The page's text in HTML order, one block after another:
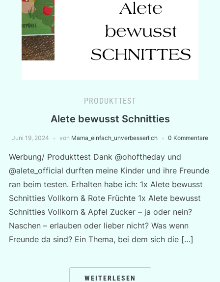
PRODUKTTEST
Alete bewusst Schnitties
Juni 19, 2024 von Mama_einfach_unverbesserlich 0 Kommentare
Werbung/ Produkttest Dank @ohoftheday und
@alete_official durften meine Kinder und ihre Freunde
ran beim testen. Erhalten habe ich: 1x Alete bewusst
Schnitties Vollkorn & Rote Früchte 1x Alete bewusst
Schnitties Vollkorn & Apfel Zucker – ja oder nein?
Naschen – erlauben oder lieber nicht? Was wenn
Freunde da sind? Ein Thema, bei dem sich die […]
WEITERLESEN